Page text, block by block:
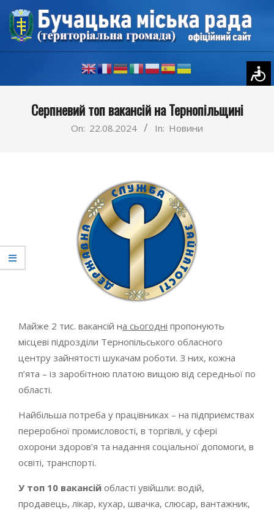
Skip
content
NavigationСерпневий топ вакансій на Тернопільщині
On: 22.08.2024 In: Новини
Майже 2 тис. вакансій на сьогодні пропонують
місцеві підрозділи Тернопільського обласного
центру зайнятості шукачам роботи. З них, кожна
п’ята – із заробітною платою вищою від середньої по
області.
Найбільша потреба у працівниках – на підприємствах
переробної промисловості, в торгівлі, у сфері
охорони здоров’я та надання соціальної допомоги, в
освіті, транспорті.
У топ 10 вакансій області увійшли: водій,
продавець, лікар, кухар, швачка, слюсар, вантажник,